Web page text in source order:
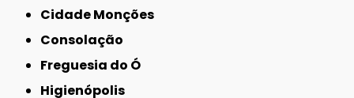
Cidade Monções
Consolação
Freguesia do Ó
Higienópolis